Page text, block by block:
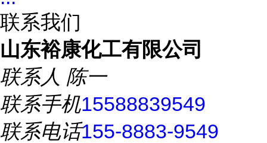
联系我们
山东裕康化工有限公司
联系人 陈一
联系手机15588839549
联系电话155-8883-9549